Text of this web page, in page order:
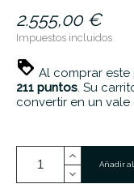
2.555,00 €
Impuestos incluidos
Al comprar
211 puntos. Su
convertir en un vale
Añadir